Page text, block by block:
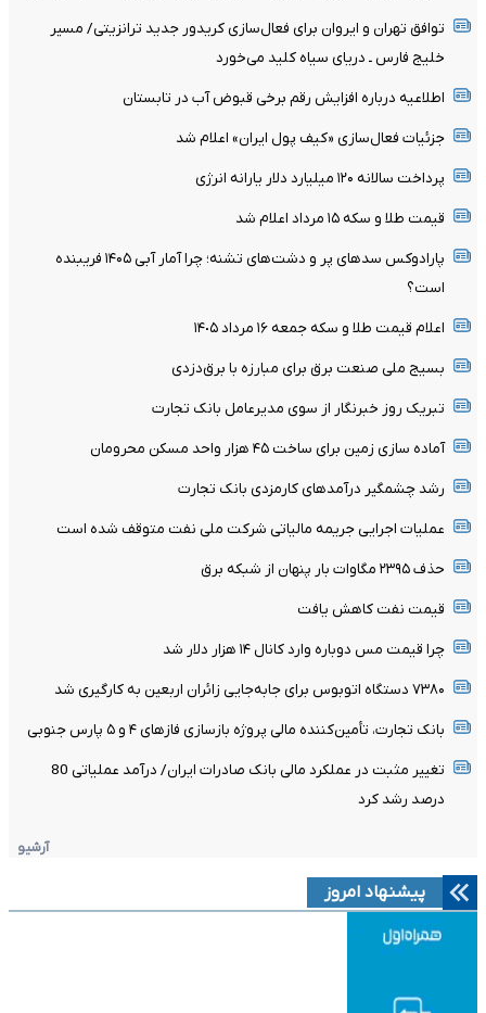
توافق تهران و ایروان برای فعال‌سازی کریدور جدید ترانزیتی/ مسیر
خلیج فارس ـ دریای سیاه کلید می‌خورد
اطلاعیه درباره افزایش رقم برخی قبوض آب در تابستان
جزئیات فعال‌سازی «کیف پول ایران» اعلام شد
پرداخت سالانه ۱۲۰ میلیارد دلار یارانه انرژی
قیمت طلا و سکه ۱۵ مرداد اعلام شد
پارادوکس سدهای پر و دشت‌های تشنه؛ چرا آمار آبی ۱۴۰۵ فریبنده
است؟
اعلام قیمت طلا و سکه جمعه ١۶ مرداد ١۴٠۵
بسیج ملی صنعت برق برای مبارزه با برق‌دزدی
تبریک روز خبرنگار از سوی مدیرعامل بانک تجارت
آماده سازی زمین برای ساخت ۴۵ هزار واحد مسکن محرومان
رشد چشمگیر درآمدهای کارمزدی بانک تجارت
عملیات اجرایی جریمه مالیاتی شرکت ملی نفت متوقف شده است
حذف ۲۳۹۵ مگاوات بار پنهان از شبکه برق
قیمت نفت کاهش یافت
چرا قیمت مس دوباره وارد کانال ۱۴ هزار دلار شد
۷۳۸۰ دستگاه اتوبوس برای جابه‌جایی زائران اربعین به‌ کارگیری شد
بانک تجارت، تأمین‌کننده مالی پروژه بازسازی فازهای ۴ و ۵ پارس جنوبی
تغییر مثبت در عملکرد مالی بانک صادرات ایران/ درآمد عملیاتی 80
درصد رشد کرد
آرشیو
پیشنهاد امروز